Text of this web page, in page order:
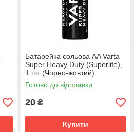
Батарейка сольова AA Varta
Super Heavy Duty (Superlife),
1 шт (Чорно-жовтий)
Готово до відправки
20 ₴
Купити